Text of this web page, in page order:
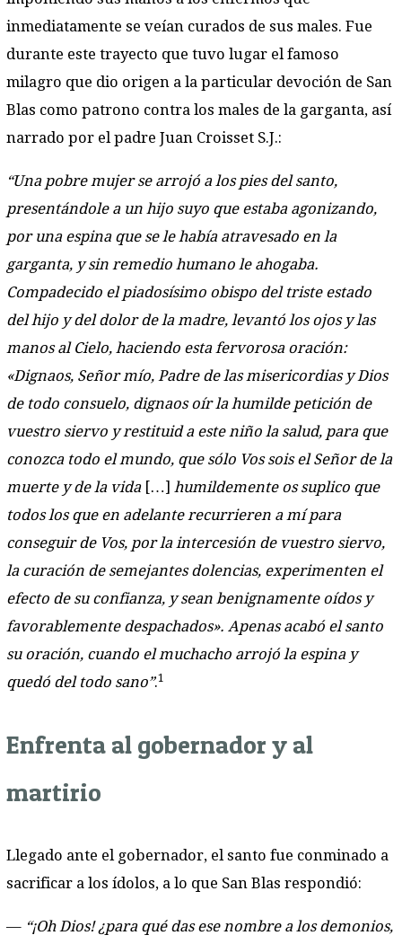
inmediatamente se veían curados de sus males. Fue
durante este trayecto que tuvo lugar el famoso
milagro que dio origen a la particular devoción de San
Blas como patrono contra los males de la garganta, así
narrado por el padre Juan Croisset S.J.:
“Una pobre mujer se arrojó a los pies del santo,
presentándole a un hijo suyo que estaba agonizando,
por una espina que se le había atravesado en la
garganta, y sin remedio humano le ahogaba.
Compadecido el piadosísimo obispo del triste estado
del hijo y del dolor de la madre, levantó los ojos y las
manos al Cielo, haciendo esta fervorosa oración:
«Dignaos, Señor mío, Padre de las misericordias y Dios
de todo consuelo, dignaos oír la humilde petición de
vuestro siervo y restituid a este niño la salud, para que
conozca todo el mundo, que sólo Vos sois el Señor de la
muerte y de la vida […] humildemente os suplico que
todos los que en adelante recurrieren a mí para
conseguir de Vos, por la intercesión de vuestro siervo,
la curación de semejantes dolencias, experimenten el
efecto de su confianza, y sean benignamente oídos y
favorablemente despachados». Apenas acabó el santo
su oración, cuando el muchacho arrojó la espina y
quedó del todo sano”.1
Enfrenta al gobernador y al
martirio
Llegado ante el gobernador, el santo fue conminado a
sacrificar a los ídolos, a lo que San Blas respondió:
— “¡Oh Dios! ¿para qué das ese nombre a los demonios,